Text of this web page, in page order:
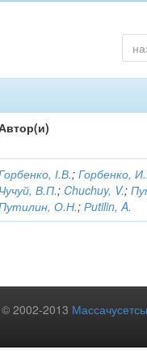
І.В.;Горбенко,
Чучуй, В.П.; Chuchuy, V.;
О.Н.;Рutilin, A.
© 2002-2013